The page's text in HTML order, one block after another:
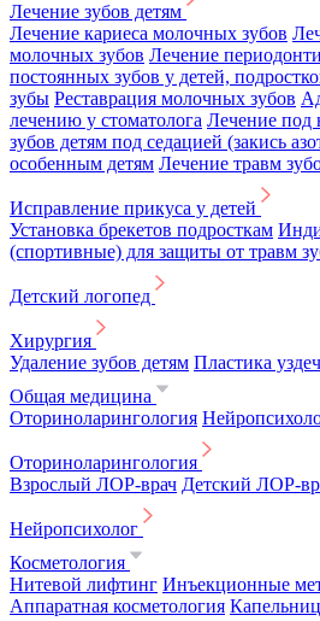
Лечение зубов детям
Лечение кариеса молочных зубов
молочных зубов Лечение
постоянных зубов у детей,
зубы Реставрация молочных зубов
лечению у стоматолога Лечение под
зубов детям под седацией (закись
особенным детям Лечение травм
Исправление прикуса у детей
Установка брекетов подросткам
(спортивные) для защиты от травм
Детский логопед
Хирургия
Удаление зубов детям Пластика
Общая медицина
Оториноларингология
Оториноларингология
Взрослый ЛОР-врач Детский ЛОР-
Нейропсихолог
Косметология
Нитевой лифтинг Инъекционные
Аппаратная косметология